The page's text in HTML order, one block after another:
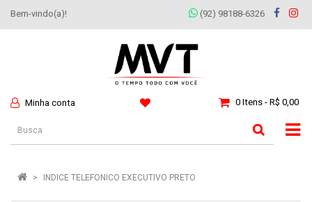
Bem-vindo(a)! (92) 98188-6326
Minha conta 0 Itens - R$ 0,00
INDICE TELEFONICO EXECUTIVO PRETO